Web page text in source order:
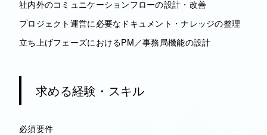
社内外のコミュニケーションフローの設計・改善
プロジェクト運営に必要なドキュメント・ナレッジの整理
立ち上げフェーズにおけるPM／事務局機能の設計
求める経験・スキル
必須要件